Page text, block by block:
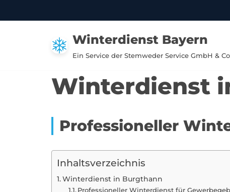
Winterdienst Bayern
Ein Service der Stemweder Service GmbH & Co
Winterdienst
Professioneller
Inhaltsverzeichnis
Winterdienst in Burgthann
Professioneller Winterdienst für